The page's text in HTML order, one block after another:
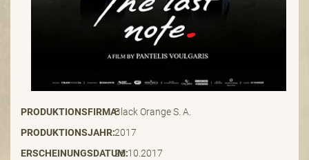
PRODUKTIONSFIRMA:Black Orange S. A.
PRODUKTIONSJAHR:2017
ERSCHEINUNGSDATUM:26.10.2017